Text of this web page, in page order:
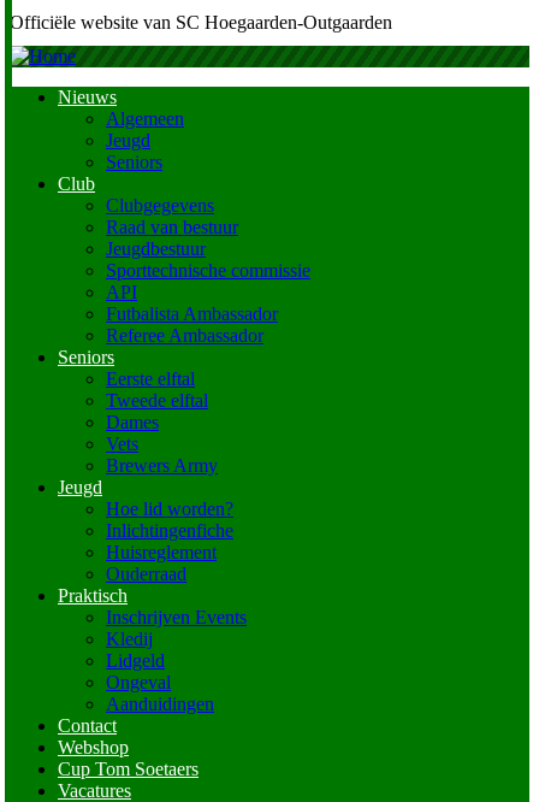
Officiële website van SC Hoegaarden-Outgaarden
navigation
Nieuws
Algemeen
Jeugd
Seniors
Club
Clubgegevens
Raad van bestuur
Jeugdbestuur
Sporttechnische commissie
API
Futbalista Ambassador
Referee Ambassador
Seniors
Eerste elftal
Tweede elftal
Dames
Vets
Brewers Army
Jeugd
Hoe lid worden?
Inlichtingenfiche
Huisreglement
Ouderraad
Praktisch
Inschrijven Events
Kledij
Lidgeld
Ongeval
Aanduidingen
Contact
Webshop
Cup Tom Soetaers
Vacatures